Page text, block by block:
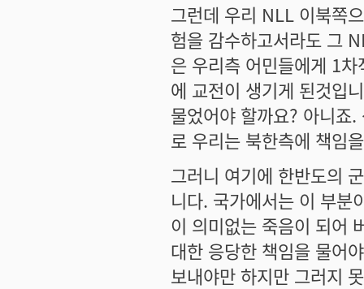
그런데 우리 NLL 이북쪽
험을 감수하고서라도 그
은 우리측 어민들에게 1
에 교전이 생기게 된것입
물었어야 할까요? 아니죠
로 우리는 북한측에 책임
그러니 여기에 한반도의
니다. 국가에서는 이 부분
이 의미없는 죽음이 되어
대한 응당한 책임을 물어
보내야만 하지만 그러지